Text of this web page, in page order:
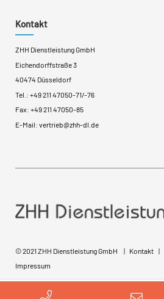
Kontakt
ZHH Dienstleistung GmbH
Eichendorffstraße 3
40474 Düsseldorf
Tel.: +49 211 47050-71/-76
Fax: +49 211 47050-85
E-Mail: vertrieb@zhh-dl.de
© 2021 ZHH Dienstleistung GmbH Kontakt
Impressum